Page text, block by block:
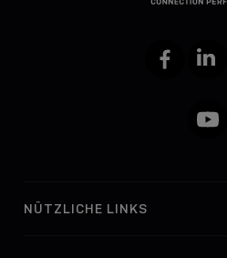
Facebook
NÜTZLICHE LINKS